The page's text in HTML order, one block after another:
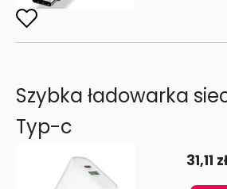
Szybka ładowarka
Typ-c
31,11 zł